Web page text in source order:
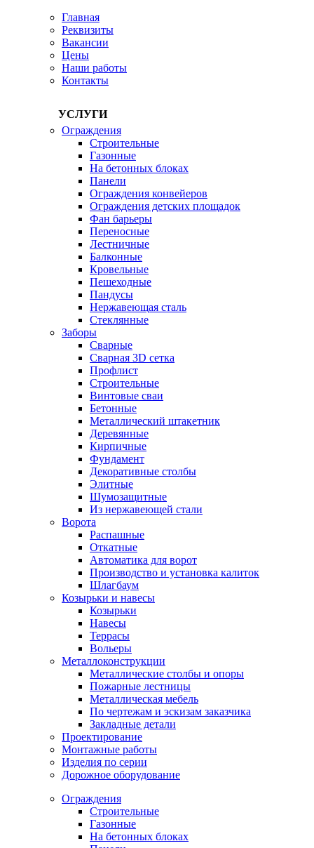
Главная
Реквизиты
Вакансии
Цены
Наши работы
Контакты
УСЛУГИ
Ограждения
Строительные
Газонные
На бетонных блоках
Панели
Ограждения конвейеров
Ограждения детских площадок
Фан барьеры
Переносные
Лестничные
Балконные
Кровельные
Пешеходные
Пандусы
Нержавеющая сталь
Стеклянные
Заборы
Сварные
Сварная 3D сетка
Профлист
Строительные
Винтовые сваи
Бетонные
Металлический штакетник
Деревянные
Кирпичные
Фундамент
Декоративные столбы
Элитные
Шумозащитные
Из нержавеющей стали
Ворота
Распашные
Откатные
Автоматика для ворот
Производство и установка калиток
Шлагбаум
Козырьки и навесы
Козырьки
Навесы
Террасы
Вольеры
Металлоконструкции
Металлические столбы и опоры
Пожарные лестницы
Металлическая мебель
По чертежам и эскизам заказчика
Закладные детали
Проектирование
Монтажные работы
Изделия по серии
Дорожное оборудование
Ограждения
Строительные
Газонные
На бетонных блоках